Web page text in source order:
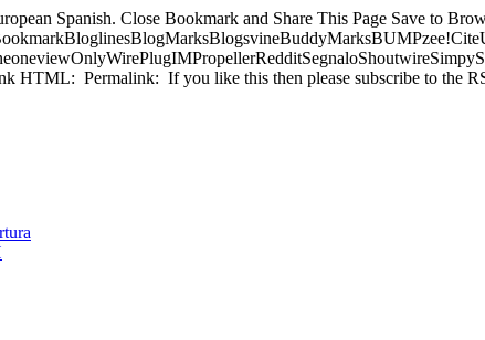
Spanish. Close Bookmark and Share This Page Save to
HTML: Permalink: If you like this then please subscribe to the